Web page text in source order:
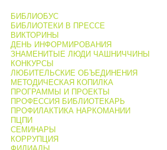
БИБЛИОБУС
БИБЛИОТЕКИ В ПРЕССЕ
ВИКТОРИНЫ
ДЕНЬ ИНФОРМИРОВАНИЯ
ЗНАМЕНИТЫЕ ЛЮДИ ЧАШНИЧЧИНЫ
КОНКУРСЫ
ЛЮБИТЕЛЬСКИЕ ОБЪЕДИНЕНИЯ
МЕТОДИЧЕСКАЯ КОПИЛКА
ПРОГРАММЫ И ПРОЕКТЫ
ПРОФЕССИЯ БИБЛИОТЕКАРЬ
ПРОФИЛАКТИКА НАРКОМАНИИ
ПЦПИ
СЕМИНАРЫ
КОРРУПЦИЯ